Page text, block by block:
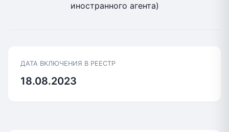
иностранного агента)
ДАТА ВКЛЮЧЕНИЯ В РЕЕСТР
18.08.2023